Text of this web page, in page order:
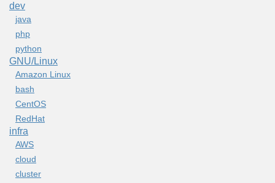
dev
java
php
python
GNU/Linux
Amazon Linux
bash
CentOS
RedHat
infra
AWS
cloud
cluster